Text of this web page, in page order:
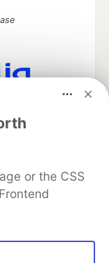
or the CSS
keep up software
career
About
Contact